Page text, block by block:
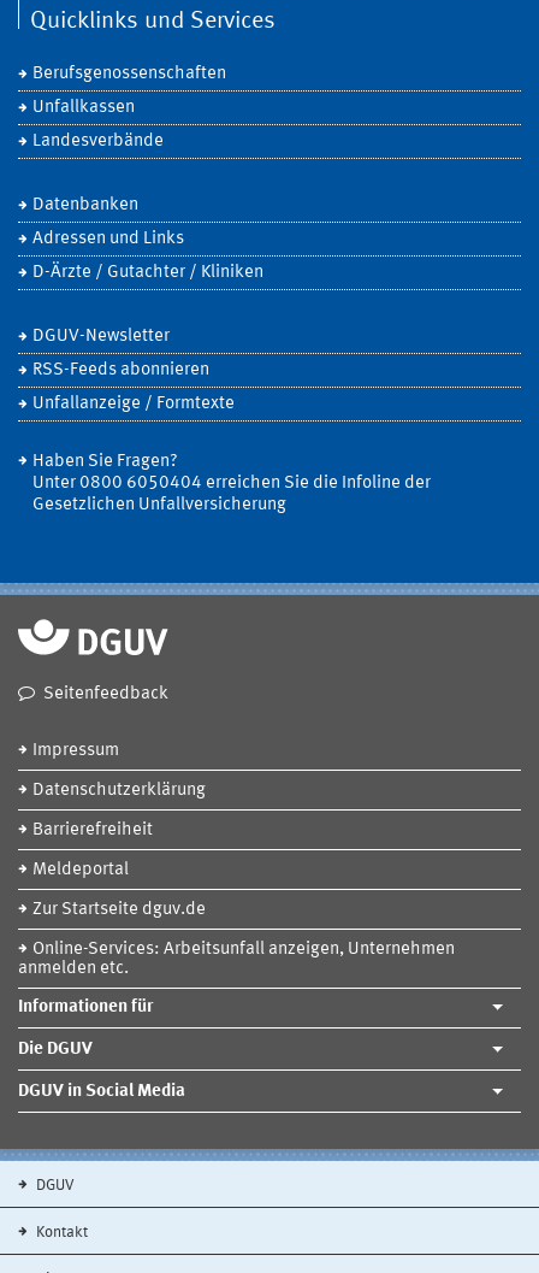
Quicklinks und Services
Berufsgenossenschaften
Unfallkassen
Landesverbände
Datenbanken
Adressen und Links
D-Ärzte / Gutachter / Kliniken
DGUV-Newsletter
RSS-Feeds abonnieren
Unfallanzeige / Formtexte
Haben Sie Fragen?
Unter 0800 6050404 erreichen Sie die Infoline der
Gesetzlichen Unfallversicherung
Seitenfeedback
Impressum
Datenschutzerklärung
Barrierefreiheit
Meldeportal
Zur Startseite dguv.de
Online-Services: Arbeitsunfall anzeigen, Unternehmen
anmelden etc.
Informationen für
Die DGUV
DGUV in Social Media
DGUV
Kontakt